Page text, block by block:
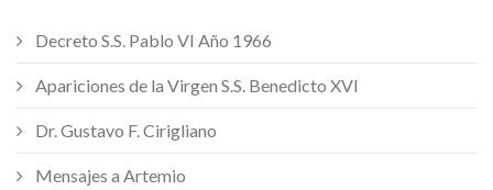
Decreto S.S. Pablo VI Año 1966
Apariciones de la Virgen S.S. Benedicto XVI
Dr. Gustavo F. Cirigliano
Mensajes a Artemio